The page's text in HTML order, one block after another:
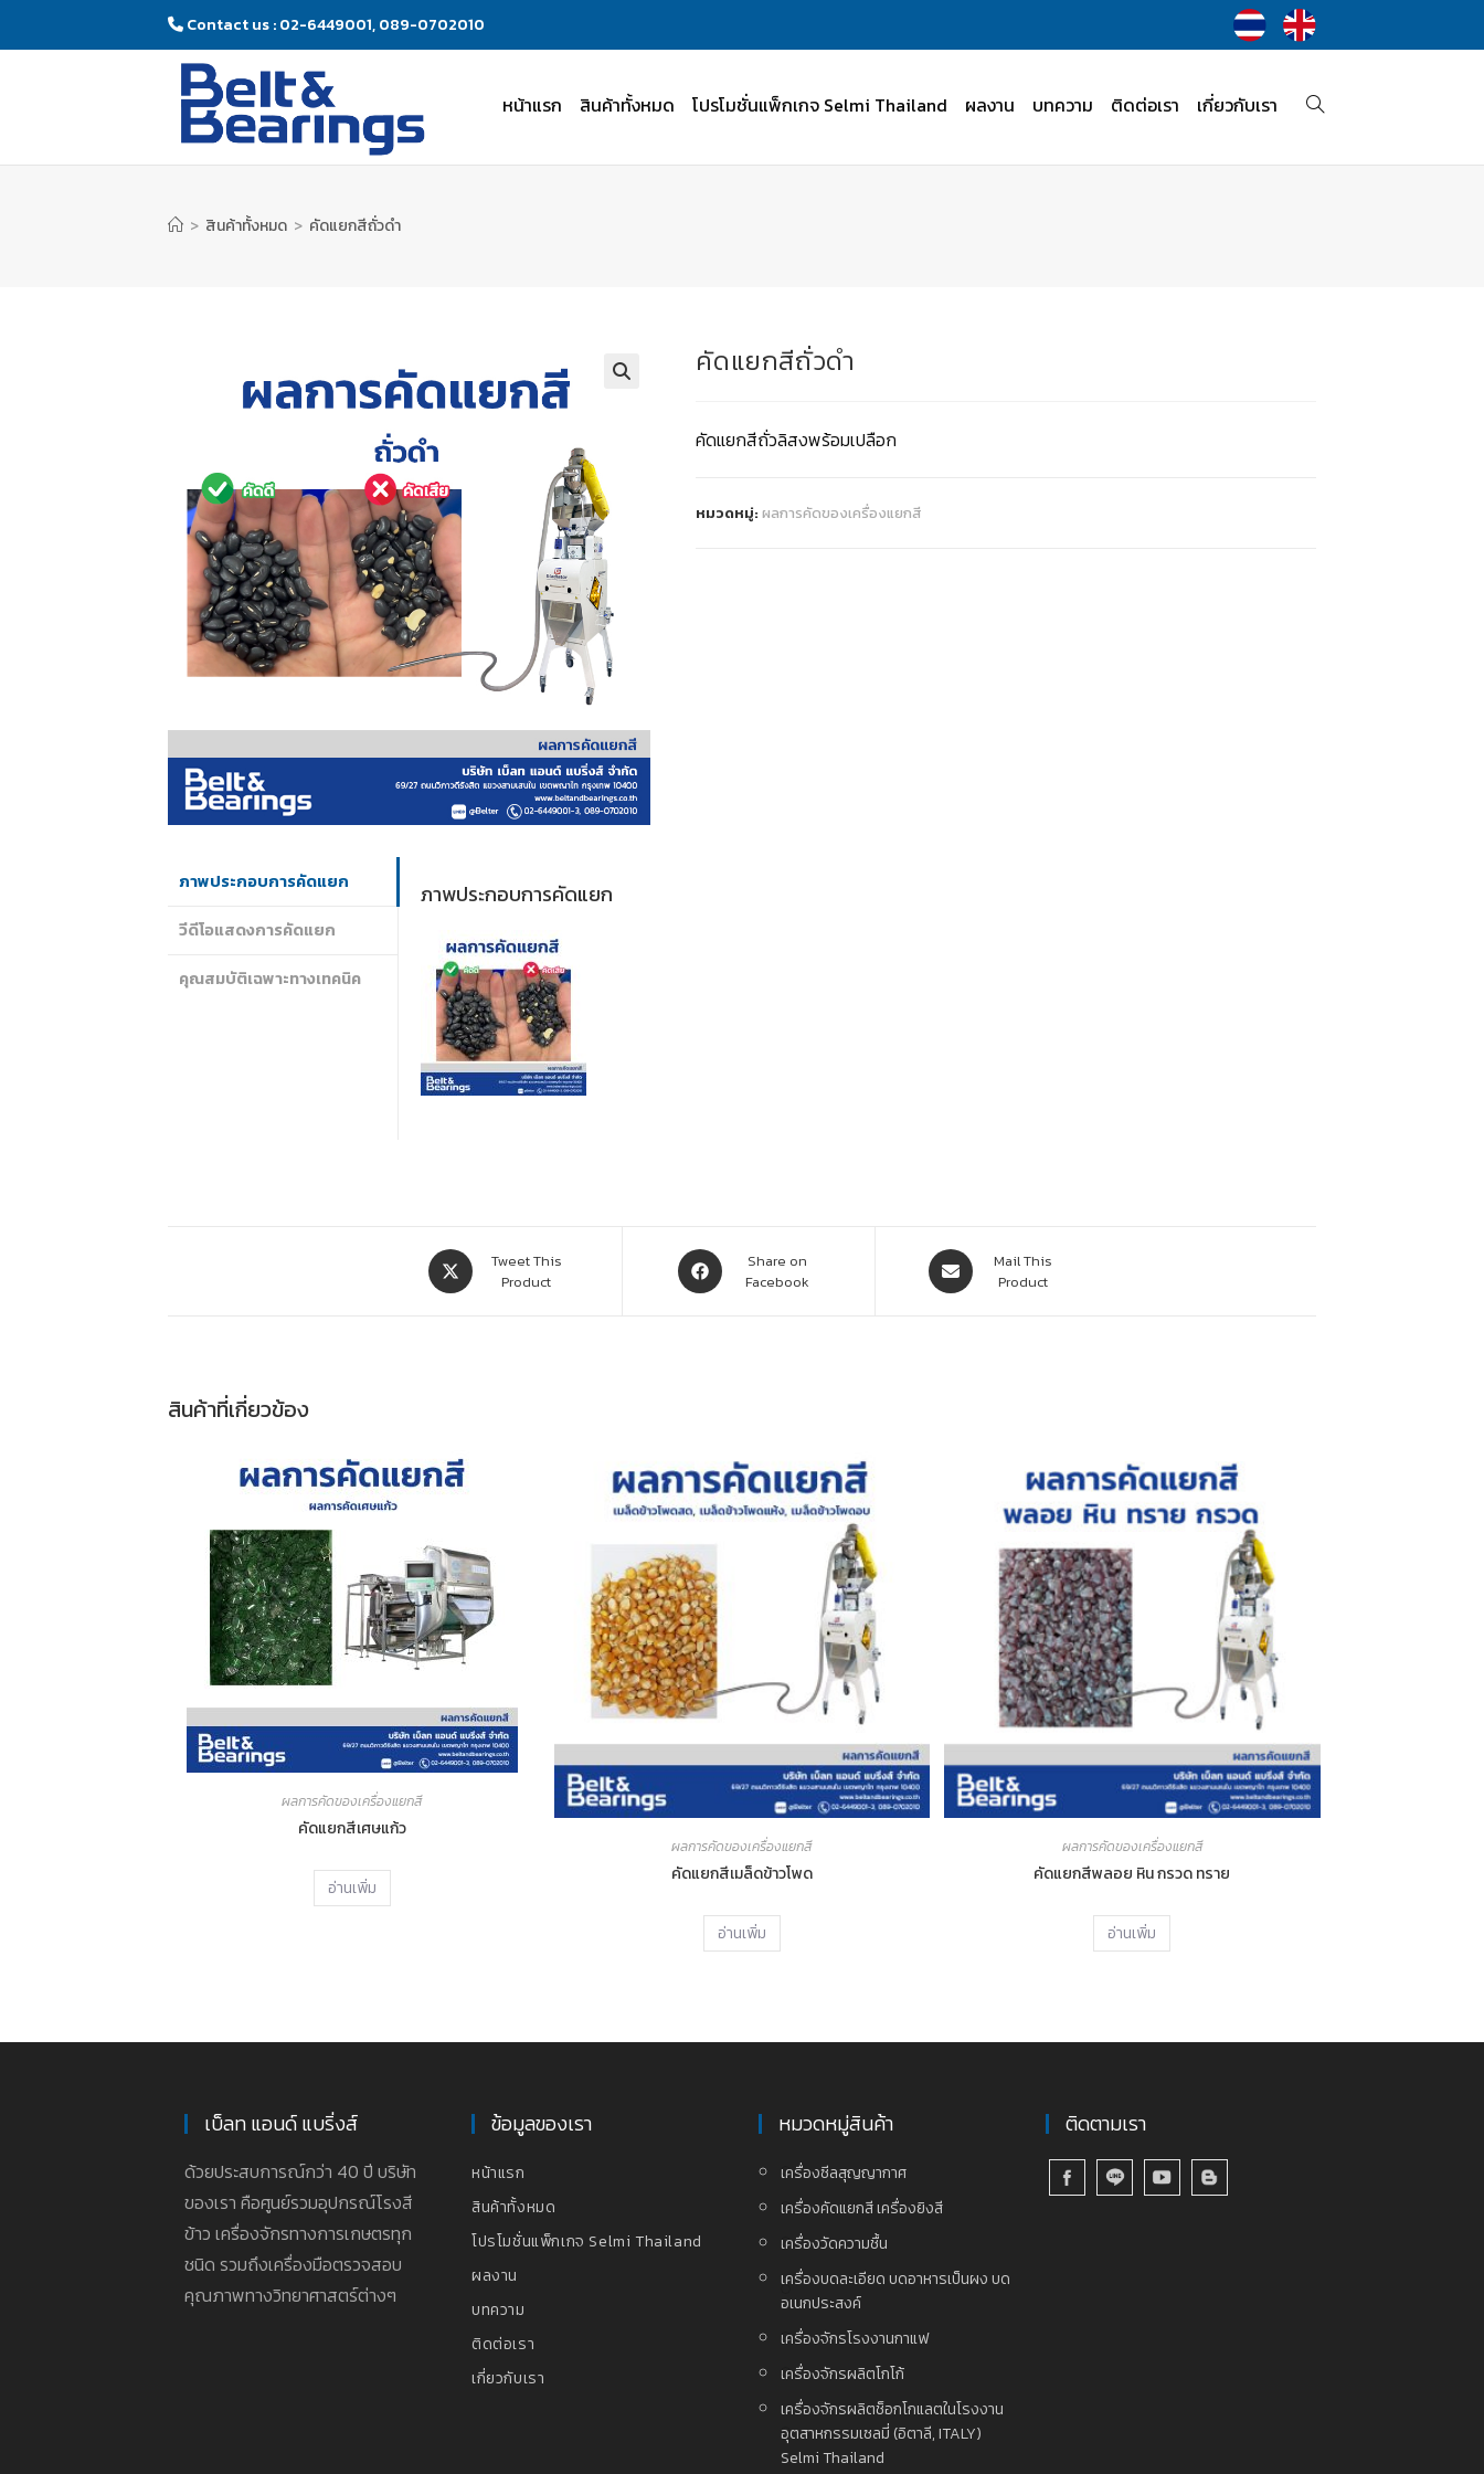
Contact us : 02-6449001, 089-0702010
หน้าแรก สินค้าทั้งหมด โปรโมชั่นแพ็กเกจ Selmi Thailand ผลงาน บทความ ติดต่อเรา เกี่ยวกับเรา
> สินค้าทั้งหมด > คัดแยกสีถั่วดำ
คัดแยกสีถั่วดำ
คัดแยกสีถั่วลิสงพร้อมเปลือก
หมวดหมู่:ผลการคัดของเครื่องแยกสี
ภาพประกอบการคัดแยก
วีดีโอแสดงการคัดแยก
คุณสมบัติเฉพาะทางเทคนิค
ภาพประกอบการคัดแยก
Tweet This
Product
Share on
Facebook
Mail This
Product
สินค้าที่เกี่ยวข้อง
ผลการคัดของเครื่องแยกสี
คัดแยกสีเศษแก้ว
อ่านเพิ่ม
ผลการคัดของเครื่องแยกสี
คัดแยกสีเมล็ดข้าวโพด
อ่านเพิ่ม
ผลการคัดของเครื่องแยกสี
คัดแยกสีพลอย หิน กรวด ทราย
อ่านเพิ่ม
เบ็ลท แอนด์ แบริ่งส์
ด้วยประสบการณ์กว่า 40 ปี บริษัท
ของเรา คือศูนย์รวมอุปกรณ์โรงสี
ข้าว เครื่องจักรทางการเกษตรทุก
ชนิด รวมถึงเครื่องมือตรวจสอบ
คุณภาพทางวิทยาศาสตร์ต่างๆ
ข้อมูลของเรา
หน้าแรก
สินค้าทั้งหมด
โปรโมชั่นแพ็กเกจ Selmi Thailand
ผลงาน
บทความ
ติดต่อเรา
เกี่ยวกับเรา
หมวดหมู่สินค้า
เครื่องซีลสุญญากาศ
เครื่องคัดแยกสี เครื่องยิงสี
เครื่องวัดความชื้น
เครื่องบดละเอียด บดอาหารเป็นผง บด
อเนกประสงค์
เครื่องจักรโรงงานกาแฟ
เครื่องจักรผลิตโกโก้
เครื่องจักรผลิตช็อกโกแลตในโรงงาน
อุตสาหกรรมเซลมี่ (อิตาลี, ITALY)
Selmi Thailand
ติดตามเรา